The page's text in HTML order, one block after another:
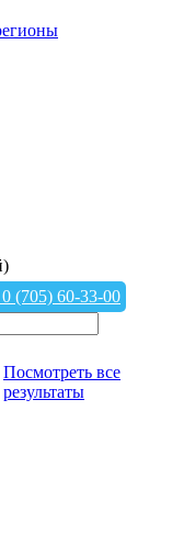
(705) 60-33-00
Посмотреть все
результаты